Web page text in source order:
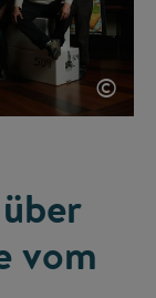
©
vom